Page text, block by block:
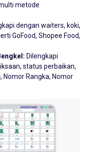
GoFood, Shopee Food,
status perbaikan,
Nomor Rangka, Nomor